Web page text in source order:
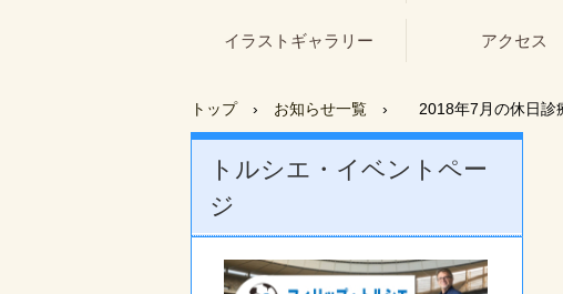
イラストギャラリー アクセス
トップ › お知らせ一覧 › 2018年7月の休日診
トルシエ・イベントペー
ジ